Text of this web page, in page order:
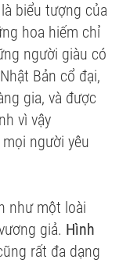
biểu tượng của
hoa hiếm chỉ
người giàu có
Bản cổ đại,
gia, và được
vì vậy
người yêu
như một loài
giả. Hình
rất đa dạng